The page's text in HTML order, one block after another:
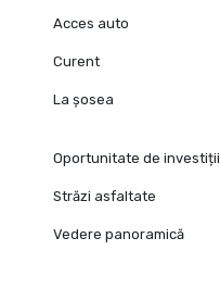
Acces auto
Curent
La șosea
Oportunitate de investiții
Străzi asfaltate
Vedere panoramică